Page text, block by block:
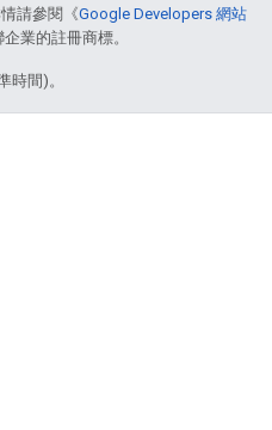
請參閱《Google Developers 網站
業的註冊商標。
時間)。